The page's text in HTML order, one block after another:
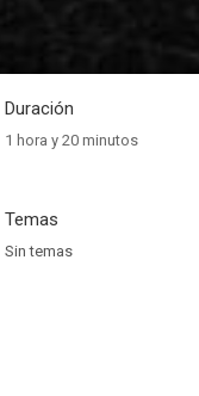
Duración
1 hora y 20 minutos
Temas
Sin temas